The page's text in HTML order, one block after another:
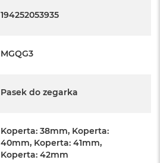
194252053935
MGQG3
Pasek do zegarka
Koperta: 38mm, Koperta:
40mm, Koperta: 41mm,
Koperta: 42mm